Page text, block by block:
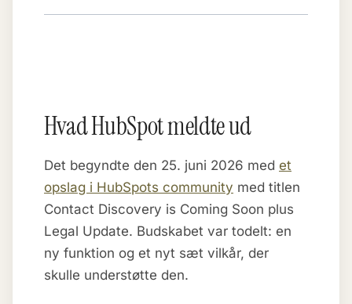
Hvad HubSpot meldte ud
Det begyndte den 25. juni 2026 med et
opslag i HubSpots community med titlen
Contact Discovery is Coming Soon plus
Legal Update. Budskabet var todelt: en
ny funktion og et nyt sæt vilkår, der
skulle understøtte den.